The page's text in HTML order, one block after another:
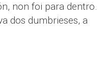
non foi para dentro.
dos dumbrieses, a